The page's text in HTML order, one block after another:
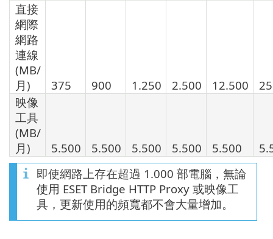
直接
網際
網路
連線
(MB/
月)
375 900 1.250 2.500 12.500
映像
工具
(MB/
月)
5.500 5.500 5.500 5.500 5.500
即使網路上存在超過 1.000 部電腦，無論
使用 ESET Bridge HTTP Proxy 或映像工
具，更新使用的頻寬都不會大量增加。